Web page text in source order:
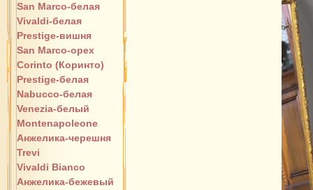
San Marco-белая
Vivaldi-белая
Prestige-вишня
San Marco-орех
Corinto (Коринто)
Prestige-белая
Nabucco-белая
Venezia-белый
Montenapoleone
Анжелика-черешня
Trevi
Vivaldi Bianco
Анжелика-бежевый